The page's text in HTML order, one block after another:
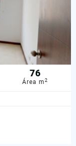
76
Área m2